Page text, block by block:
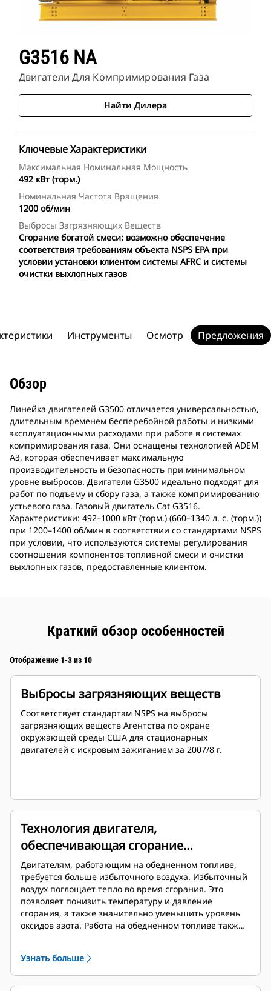
G3516 NA
Двигатели Для Компримирования Газа
Найти Дилера
Ключевые Характеристики
Максимальная Номинальная Мощность
492 кВт (торм.)
Номинальная Частота Вращения
1200 об/мин
Выбросы Загрязняющих Веществ
Сгорание богатой смеси: возможно обеспечение
соответствия требованиям объекта NSPS EPA при
условии установки клиентом системы AFRC и системы
очистки выхлопных газов
Инструменты Осмотр Предложения
Обзор
Линейка двигателей G3500 отличается универсальностью,
длительным временем бесперебойной работы и низкими
эксплуатационными расходами при работе в системах
компримирования газа. Они оснащены технологией ADEM
A3, которая обеспечивает максимальную
производительность и безопасность при минимальном
уровне выбросов. Двигатели G3500 идеально подходят для
работ по подъему и сбору газа, а также компримированию
устьевого газа. Газовый двигатель Cat G3516.
Характеристики: 492–1000 кВт (торм.) (660–1340 л. с. (торм.))
при 1200–1400 об/мин в соответствии со стандартами NSPS
при условии, что используются системы регулирования
соотношения компонентов топливной смеси и очистки
выхлопных газов, предоставленные клиентом.
Краткий обзор особенностей
Отображение 1-3 из 10
Выбросы загрязняющих веществ
Соответствует стандартам NSPS на выбросы
загрязняющих веществ Агентства по охране
окружающей среды США для стационарных
двигателей с искровым зажиганием за 2007/8 г.
Технология двигателя,
обеспечивающая сгорание
обедненной смеси
Двигателям, работающим на обедненном топливе,
требуется больше избыточного воздуха. Избыточный
воздух поглощает тепло во время сгорания. Это
позволяет понизить температуру и давление
сгорания, а также значительно уменьшить уровень
оксидов азота. Работа на обедненном топливе также
Узнать больше